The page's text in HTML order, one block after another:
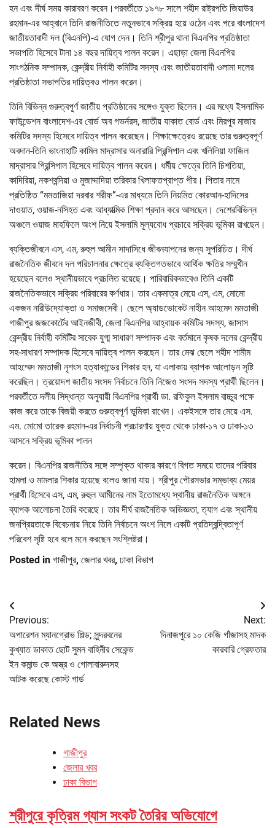
হন এবং দীর্ঘ সময় কারাবরণ করেন।পরবর্তীতে ১৯৭৮ সালে শহীদ রাষ্ট্রপতি জিয়াউর
রহমান-এর আহ্বানে তিনি রাজনীতিতে নতুনভাবে সক্রিয় হয়ে ওঠেন এবং পরে বাংলাদেশ
জাতীয়তাবাদী দল (বিএনপি)-এ যোগ দেন। তিনি শ্রীপুর থানা বিএনপির প্রতিষ্ঠাতা
সভাপতি হিসেবে টানা ১৪ বছর দায়িত্ব পালন করেন। এছাড়া জেলা বিএনপির
সাংগঠনিক সম্পাদক, কেন্দ্রীয় নির্বাহী কমিটির সদস্য এবং জাতীয়তাবাদী ওলামা দলের
প্রতিষ্ঠাতা সভাপতির দায়িত্বও পালন করেন।
তিনি বিভিন্ন গুরুত্বপূর্ণ জাতীয় প্রতিষ্ঠানের সঙ্গেও যুক্ত ছিলেন। এর মধ্যে ইসলামিক
ফাউন্ডেশন বাংলাদেশ-এর বোর্ড অব গভর্নরস, জাতীয় যাকাত বোর্ড এবং মিরপুর মাজার
কমিটির সদস্য হিসেবে দায়িত্ব পালন করেছেন। শিক্ষাক্ষেত্রেও রয়েছে তার গুরুত্বপূর্ণ
অবদান-তিনি ভাংনাহাটি কামিল মাদ্রাসার অনারারি প্রিন্সিপাল এবং খলিলিয়া ফাজিল
মাদ্রাসার প্রিন্সিপাল হিসেবে দায়িত্ব পালন করেন। ধর্মীয় ক্ষেত্রে তিনি চিশতিয়া,
কাদিরিয়া, নকশবন্দিয়া ও মুজাদ্দাদিয়া তরিকার খিলাফতপ্রাপ্ত পীর। পিতার নামে
প্রতিষ্ঠিত “মমতাজিয়া দরবার শরীফ”-এর মাধ্যমে তিনি নিয়মিত কোরআন-হাদিসের
দাওয়াত, ওয়াজ-নসিহত এবং আধ্যাত্মিক শিক্ষা প্রদান করে আসছেন। দেশেরবিভিন্ন
অঞ্চলে ওয়াজ মাহফিলে অংশ নিয়ে ইসলামি মূল্যবোধ প্রচারে সক্রিয় ভূমিকা রাখছেন।
ব্যক্তিজীবনে এস, এম, রুহুল আমীন সাদাসিধে জীবনযাপনের জন্য সুপরিচিত। দীর্ঘ
রাজনৈতিক জীবনে দল পরিচালনার ক্ষেত্রে ব্যক্তিগতভাবে আর্থিক ক্ষতির সম্মুখীন
হয়েছেন বলেও স্থানীয়ভাবে প্রচলিত রয়েছে। পারিবারিকভাবেও তিনি একটি
রাজনৈতিকভাবে সক্রিয় পরিবারের কর্ণধার। তার একমাত্র মেয়ে এস, এম, মোমো
একজন নারীউদ্যোক্তা ও সমাজসেবী। ছেলে অ্যাডভোকেট নাহীন আহমেদ মমতাজী
গাজীপুর জজকোর্টের আইনজীবী, জেলা বিএনপির আহ্বায়ক কমিটির সদস্য, জাসাস
কেন্দ্রীয় নির্বাহী কমিটির সাবেক যুগ্ম সাধারণ সম্পাদক এবং বর্তমানে কৃষক দলের কেন্দ্রীয়
সহ-সাধারণ সম্পাদক হিসেবে দায়িত্ব পালন করছেন। তার মেঝ ছেলে শহীদ শামীম
আহম্মেদ মমতাজী নৃশংস হত্যাকান্ডের শিকার হন, যা এলাকায় ব্যাপক আলোড়ন সৃষ্টি
করেছিল। ত্রয়োদশ জাতীয় সংসদ নির্বাচনে তিনি নিজেও সংসদ সদস্য প্রার্থী ছিলেন।
পরবর্তীতে দলীয় সিদ্ধান্ত অনুযায়ী বিএনপির প্রার্থী ডা. রফিকুল ইসলাম বাচ্চুর পক্ষে
কাজ করে তাকে বিজয়ী করতে গুরুত্বপূর্ণ ভূমিকা রাখেন। একইসঙ্গে তার মেয়ে এস.
এম. মোমো তারেক রহমান-এর নির্বাচনী প্রচারণায় যুক্ত থেকে ঢাকা-১৭ ও ঢাকা-১৩
আসনে সক্রিয় ভূমিকা পালন
করেন। বিএনপির রাজনীতির সঙ্গে সম্পৃক্ত থাকার কারণে বিগত সময়ে তাদের পরিবার
হামলা ও মামলার শিকার হয়েছে বলেও জানা যায়। শ্রীপুর পৌরসভার সম্ভাব্য মেয়র
প্রার্থী হিসেবে এস, এম, রুহুল আমীনের নাম ইতোমধ্যে স্থানীয় রাজনৈতিক অঙ্গনে
ব্যাপক আলোচনা তৈরি করেছে। তার দীর্ঘ রাজনৈতিক অভিজ্ঞতা, ত্যাগ এবং স্থানীয়
জনপ্রিয়তাকে বিবেচনায় নিয়ে তিনি নির্বাচনে অংশ নিলে একটি প্রতিদ্বন্দ্বিতাপূর্ণ
পরিবেশ সৃষ্টি হবে বলে মনে করছেন সংশ্লিষ্টরা।
Posted in গাজীপুর, জেলার খবর, ঢাকা বিভাগ
Post
navigation
Previous:
অপারেশন ম্যানগ্রোভ শিল্ড; সুন্দরবনের
কুখ্যাত ডাকাত ছোট সুমন বাহিনীর সেকেন্ড
ইন কমান্ড কে অস্ত্র ও গোলাবারুদসহ
আটক করেছে কোস্ট গার্ড
Next:
দিনাজপুরে ১০ কেজি গাঁজাসহ মাদক
কারবারি গ্রেফতার
Related News
গাজীপুর
জেলার খবর
ঢাকা বিভাগ
শ্রীপুরে কৃত্রিম গ্যাস সংকট তৈরির অভিযোগে